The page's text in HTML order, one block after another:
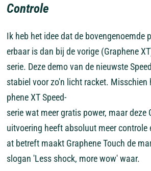
Controle
Ik heb het idee dat de bovengenoemde
erbaar is dan bij de vorige (Graphene
serie. Deze demo van de nieuwste Speed
stabiel voor zo'n licht racket. Misschien
phene XT Speed-
serie wat meer gratis power, maar deze
uitvoering heeft absoluut meer controle
at betreft maakt Graphene Touch de
slogan 'Less shock, more wow' waar.